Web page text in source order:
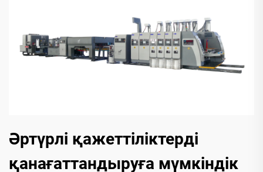
Әртүрлі қажеттіліктерді
қанағаттандыруға мүмкіндік